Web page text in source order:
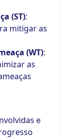
(ST):
mitigar as
(WT):
as
e